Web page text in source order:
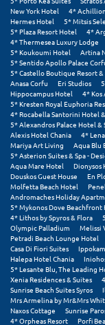
Σύμη
Σύρος
Σχοινούσα
Τ
Τζουμέρκα
Τήνος
Τολό
Τριζόνια Φωκίδος
Τρίκαλα
Τρίκαλα Κορινθίας
Τρίπολη
Τυρός
New York Hotel
4*
Hermes Hotel
5* Mitsis
5* Plaza Resort Hotel
4*
4* Thermesea Luxury Lodge
5* Koukoumi Hotel
Artina
5* Sentido Apollo Palace
5* Castello Boutique Resort &
Anasa Corfu
Eri Studios
Hippocampus Hotel
4* Kos
5* Kresten Royal Euphoria
4* Rocabella Santorini Hotel &
5* Alexandros Palace Hotel &
Alexis Hotel Chania
4*
Mariya Art Living
Aqua Blu
5* Asterion Suites & Spa -
Aqua Mare Hotel
Dionysos
Douskos Guest House
En
Molfetta Beach Hotel
Andromaches Holiday
5* Mykonos Dove Beachfront
4* Lithos by Spyros & Flora
Olympic Palladium
Melissi
Petradi Beach Lounge Hotel
Casa Di Fiori Suites
Halepa Hotel Chania
5* Lesante Blu, The Leading
Xenia Residences & Suites
Sunrise Beach Suites Syros
Mrs Armelina by Mr&Mrs
Naxos Cottage
Sunrise
4* Orpheas Resort
Porfi